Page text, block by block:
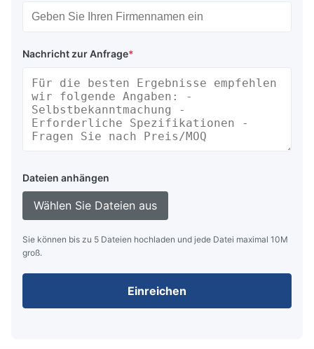
Nachricht zur Anfrage*
Dateien anhängen
Wählen Sie Dateien aus
Sie können bis zu 5 Dateien hochladen und jede Datei maximal 10M
groß.
Einreichen